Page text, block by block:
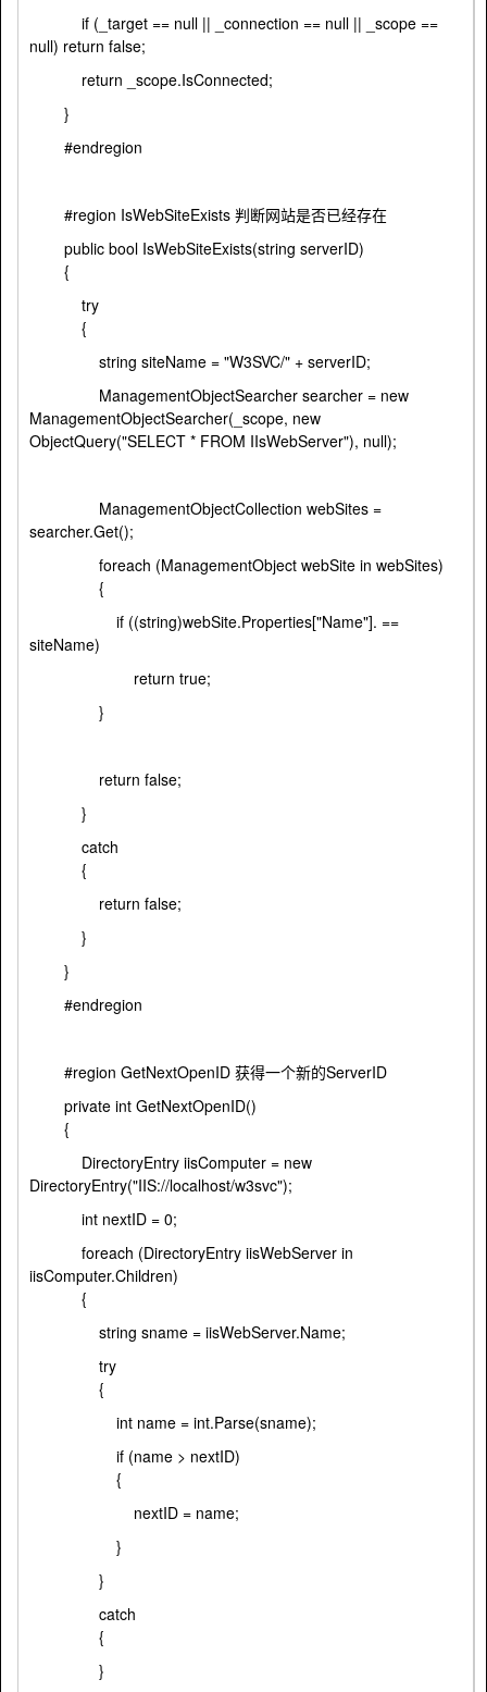
if (_target == null || _connection == null || _scope ==
null) return false;
return _scope.IsConnected;
}
#endregion
#region IsWebSiteExists 判断网站是否已经存在
public bool IsWebSiteExists(string serverID)
{
try
{
string siteName = "W3SVC/" + serverID;
ManagementObjectSearcher searcher = new
ManagementObjectSearcher(_scope, new
ObjectQuery("SELECT * FROM IIsWebServer"), null);
ManagementObjectCollection webSites =
searcher.Get();
foreach (ManagementObject webSite in webSites)
{
if ((string)webSite.Properties["Name"]. ==
siteName)
return true;
}
return false;
}
catch
{
return false;
}
}
#endregion
#region GetNextOpenID 获得一个新的ServerID
private int GetNextOpenID()
{
DirectoryEntry iisComputer = new
DirectoryEntry("IIS://localhost/w3svc");
int nextID = 0;
foreach (DirectoryEntry iisWebServer in
iisComputer.Children)
{
string sname = iisWebServer.Name;
try
{
int name = int.Parse(sname);
if (name > nextID)
{
nextID = name;
}
}
catch
{
}